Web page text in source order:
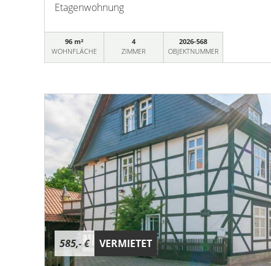
Etagenwohnung
96 m²
WOHNFLÄCHE
4
ZIMMER
2026-568
OBJEKTNUMMER
585,- € VERMIETET